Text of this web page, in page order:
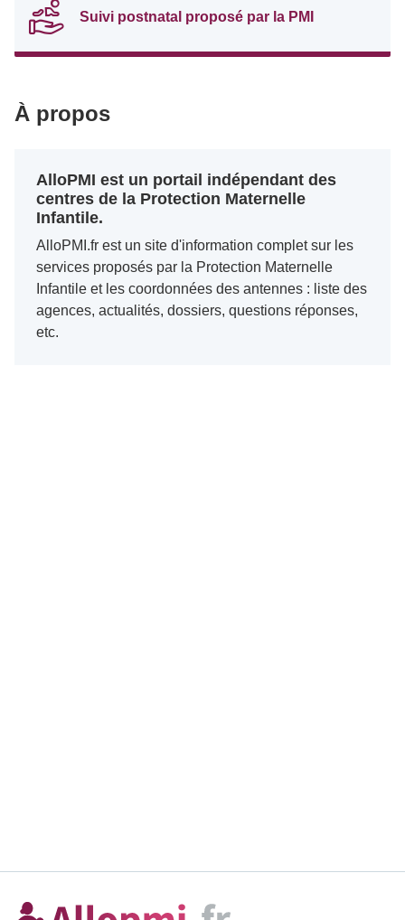
Suivi postnatal proposé par la PMI
À propos
AlloPMI est un portail indépendant des
centres de la Protection Maternelle
Infantile.
AlloPMI.fr est un site d'information complet sur les
services proposés par la Protection Maternelle
Infantile et les coordonnées des antennes : liste des
agences, actualités, dossiers, questions réponses,
etc.